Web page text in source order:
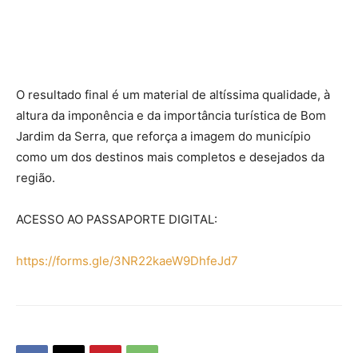
O resultado final é um material de altíssima qualidade, à
altura da imponência e da importância turística de Bom
Jardim da Serra, que reforça a imagem do município
como um dos destinos mais completos e desejados da
região.
ACESSO AO PASSAPORTE DIGITAL:
https://forms.gle/3NR22kaeW9DhfeJd7